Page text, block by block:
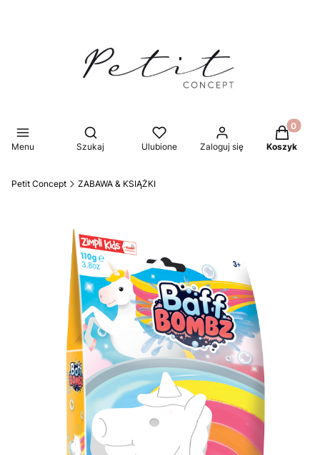
Menu
Otwórz wyszukiwarkę
Szukaj Ulubione Zaloguj się Koszyk
Petit Concept ZABAWA & KSIĄŻKI